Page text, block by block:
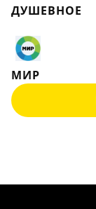
ДУШЕВНОЕ
МИР